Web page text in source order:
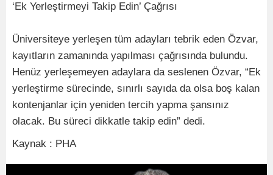
‘Ek Yerleştirmeyi Takip Edin’ Çağrısı
Üniversiteye yerleşen tüm adayları tebrik eden Özvar,
kayıtların zamanında yapılması çağrısında bulundu.
Henüz yerleşemeyen adaylara da seslenen Özvar, “Ek
yerleştirme sürecinde, sınırlı sayıda da olsa boş kalan
kontenjanlar için yeniden tercih yapma şansınız
olacak. Bu süreci dikkatle takip edin” dedi.
Kaynak : PHA